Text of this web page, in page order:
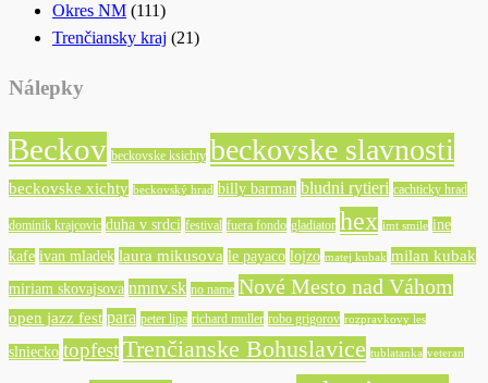
Okres NM (111)
Trenčiansky kraj (21)
Nálepky
Beckov beckovske ksichty beckovske slavnosti
beckovske xichty beckovský hrad billy barman bludni rytieri cachticky hrad
dominik krajcovic duha v srdci festival fuera fondo gladiator hex imt smile ine
kafe ivan mladek laura mikusova le payaco lojzo matej kubak milan kubak
miriam skovajsova nmnv.sk no name Nové Mesto nad Váhom
open jazz fest para peter lipa richard muller robo grigorov rozpravkovy les
slniecko topfestTrenčianske Bohuslavice tublatanka veteran